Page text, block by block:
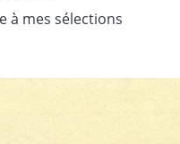
à mes sélections